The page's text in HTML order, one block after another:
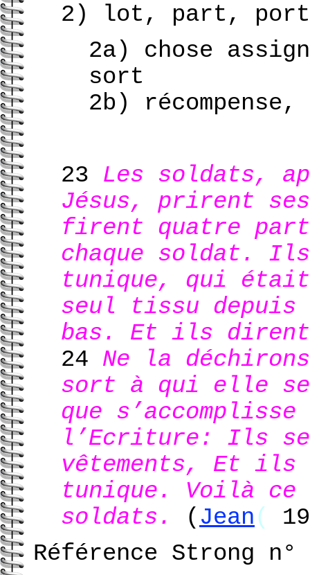
2) lot, part,
2a) chose
sort
2b)
23 Les soldats,
Jésus, prirent
firent quatre
chaque soldat.
tunique, qui était
seul tissu depuis
bas. Et ils
24 Ne la
sort à qui elle
que
l’Ecriture: Ils se
vêtements, Et
tunique. Voilà
soldats.
( Jean (
Référence Strong n°